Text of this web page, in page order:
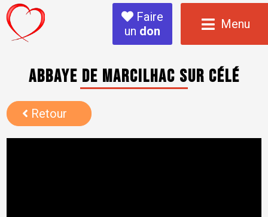
Faire
un don Menu
Abbaye de Marcilhac sur Célé
Retour